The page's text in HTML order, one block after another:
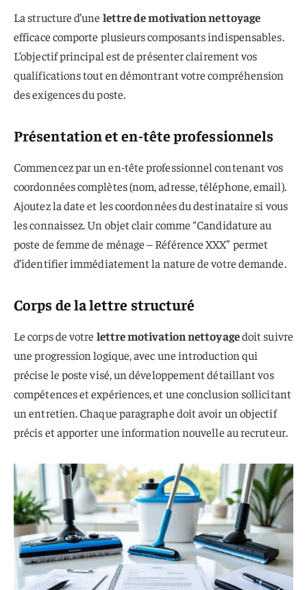
La structure d’une lettre de motivation nettoyage
efficace comporte plusieurs composants indispensables.
L’objectif principal est de présenter clairement vos
qualifications tout en démontrant votre compréhension
des exigences du poste.
Présentation et en-tête professionnels
Commencez par un en-tête professionnel contenant vos
coordonnées complètes (nom, adresse, téléphone, email).
Ajoutez la date et les coordonnées du destinataire si vous
les connaissez. Un objet clair comme “Candidature au
poste de femme de ménage – Référence XXX” permet
d’identifier immédiatement la nature de votre demande.
Corps de la lettre structuré
Le corps de votre lettre motivation nettoyagedoit suivre
une progression logique, avec une introduction qui
précise le poste visé, un développement détaillant vos
compétences et expériences, et une conclusion sollicitant
un entretien. Chaque paragraphe doit avoir un objectif
précis et apporter une information nouvelle au recruteur.